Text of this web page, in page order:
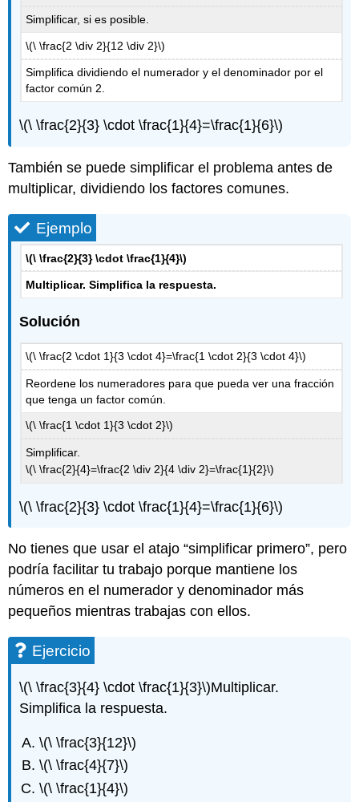
Simplificar, si es posible.
\(\ \frac{2 \div 2}{12 \div 2}\)
Simplifica dividiendo el numerador y el denominador por el
factor común 2.
\(\ \frac{2}{3} \cdot \frac{1}{4}=\frac{1}{6}\)
También se puede simplificar el problema antes de
multiplicar, dividiendo los factores comunes.
Ejemplo
\(\ \frac{2}{3} \cdot \frac{1}{4}\)
Multiplicar. Simplifica la respuesta.
Solución
\(\ \frac{2 \cdot 1}{3 \cdot 4}=\frac{1 \cdot 2}{3 \cdot 4}\)
Reordene los numeradores para que pueda ver una fracción
que tenga un factor común.
\(\ \frac{1 \cdot 1}{3 \cdot 2}\)
Simplificar.
\(\ \frac{2}{4}=\frac{2 \div 2}{4 \div 2}=\frac{1}{2}\)
\(\ \frac{2}{3} \cdot \frac{1}{4}=\frac{1}{6}\)
No tienes que usar el atajo “simplificar primero”, pero
podría facilitar tu trabajo porque mantiene los
números en el numerador y denominador más
pequeños mientras trabajas con ellos.
Ejercicio
\(\ \frac{3}{4} \cdot \frac{1}{3}\)Multiplicar.
Simplifica la respuesta.
\(\ \frac{3}{12}\)
\(\ \frac{4}{7}\)
\(\ \frac{1}{4}\)